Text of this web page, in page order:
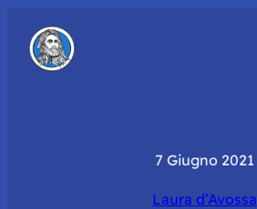
7 Giugno 2021
Laura d’Avossa